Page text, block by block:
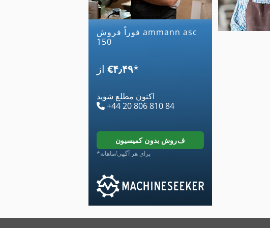
فوراً فروش ammann asc
150
‎€۴٫۴۹*
اکنون مطلع شوید
+44 20 806 810 84
فروش بدون کمیسیون
*برای هر آگهی/ماهانه